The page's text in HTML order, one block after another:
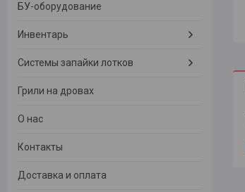
БУ-оборудование
Инвентарь
Системы запайки лотков
Грили на дровах
О нас
Контакты
Доставка и оплата